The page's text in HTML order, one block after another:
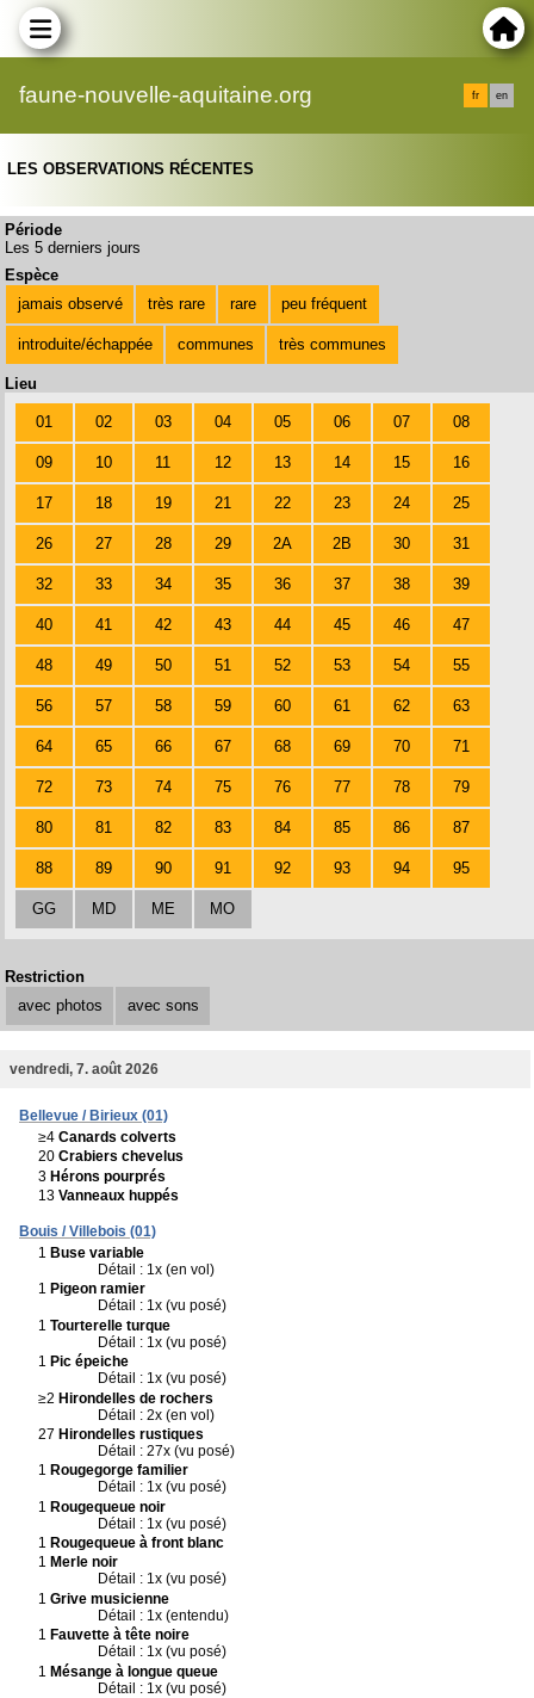
faune-nouvelle-aquitaine.org fr en
LES OBSERVATIONS RÉCENTES
Période
Les 5 derniers jours
Espèce
jamais observé
très rare rare peu fréquent
introduite/échappée communes très communes
Lieu
01 02 03 04 05 06 07 08
09 10 11 12 13 14 15 16
17 18 19 21 22 23 24 25
26 27 28 29 2A 2B 30 31
32 33 34 35 36 37 38 39
40 41 42 43 44 45 46 47
48 49 50 51 52 53 54 55
56 57 58 59 60 61 62 63
64 65 66 67 68 69 70 71
72 73 74 75 76 77 78 79
80 81 82 83 84 85 86 87
88 89 90 91 92 93 94 95
GG MD ME MO
Restriction
avec photos
avec sons
vendredi, 7. août 2026
Bellevue / Birieux (01)
≥4 Canards colverts
20 Crabiers chevelus
3 Hérons pourprés
13 Vanneaux huppés
Bouis / Villebois (01)
1 Buse variable
Détail : 1x (en vol)
1 Pigeon ramier
Détail : 1x (vu posé)
1 Tourterelle turque
Détail : 1x (vu posé)
1 Pic épeiche
Détail : 1x (vu posé)
≥2 Hirondelles de rochers
Détail : 2x (en vol)
27 Hirondelles rustiques
Détail : 27x (vu posé)
1 Rougegorge familier
Détail : 1x (vu posé)
1 Rougequeue noir
Détail : 1x (vu posé)
1 Rougequeue à front blanc
1 Merle noir
Détail : 1x (vu posé)
1 Grive musicienne
Détail : 1x (entendu)
1 Fauvette à tête noire
Détail : 1x (vu posé)
1 Mésange à longue queue
Détail : 1x (vu posé)